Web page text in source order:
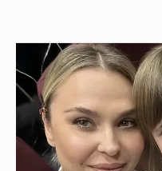
"Не буду её никуда
высказалась о
которой